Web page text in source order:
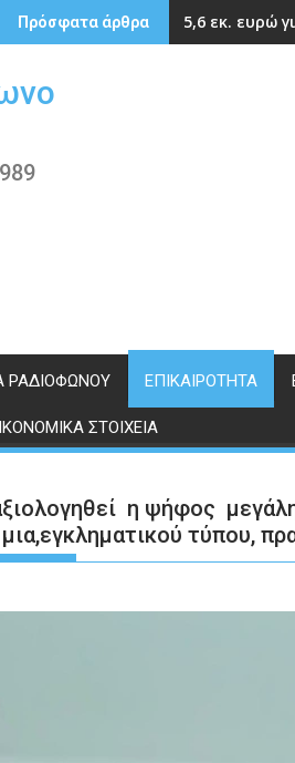
Πρόσφατα άρθρα 5,6 εκ. ευρώ
ΕΠΙΚΑΙΡΌΤΗΤΑ
ΣΤΟΙΧΕΊΑ
η ψήφος
τύπου,